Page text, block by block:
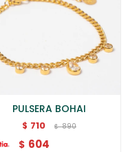
PULSERA BOHAI
$ 710 $ 890
$ 604